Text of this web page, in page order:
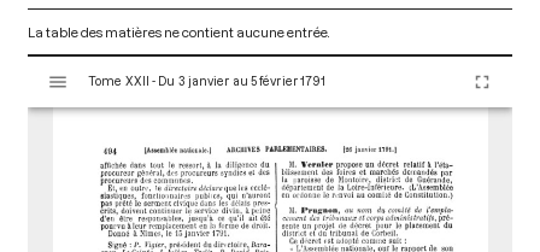
La table des matières ne contient aucune entrée.
s
Tome XXII - Du 3 janvier au 5 février 1791